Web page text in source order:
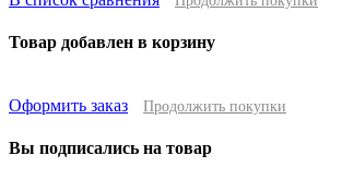
Товар добавлен в корзину
Оформить заказ Продолжить покупки
Вы подписались на товар